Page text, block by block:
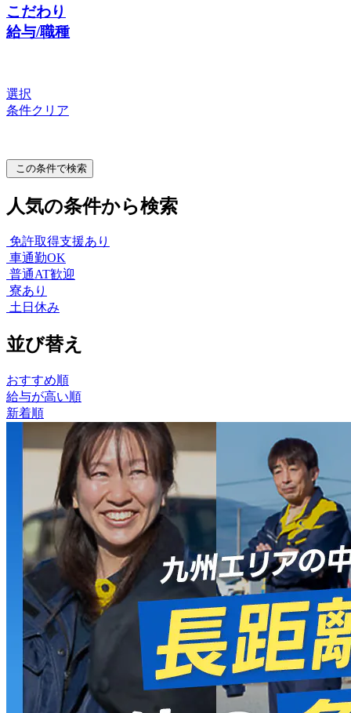
こだわり
給与/職種
選択
条件クリア
この条件で検索
人気の条件から検索
免許取得支援あり
車通勤OK
普通AT歓迎
寮あり
土日休み
並び替え
おすすめ順
給与が高い順
新着順